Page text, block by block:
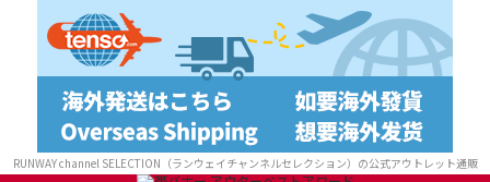
RUNWAY channel SELECTION（ランウェイチャンネルセレクション）の公式アウトレット通販